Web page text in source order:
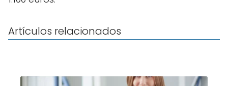
Artículos relacionados